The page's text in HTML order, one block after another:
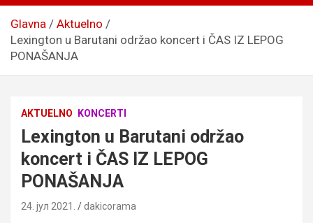
Glavna
Aktuelno
Lexington u Barutani održao koncert i ČAS IZ LEPOG
PONAŠANJA
AKTUELNO KONCERTI
Lexington u Barutani održao
koncert i ČAS IZ LEPOG
PONAŠANJA
24. јул 2021. dakicorama